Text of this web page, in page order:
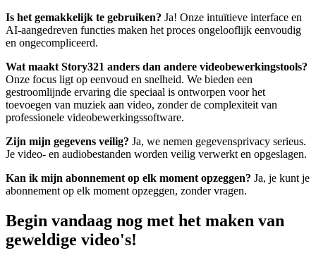
Is het gemakkelijk te gebruiken? Ja! Onze intuïtieve interface en
AI-aangedreven functies maken het proces ongelooflijk eenvoudig
en ongecompliceerd.
Wat maakt Story321 anders dan andere videobewerkingstools?
Onze focus ligt op eenvoud en snelheid. We bieden een
gestroomlijnde ervaring die speciaal is ontworpen voor het
toevoegen van muziek aan video, zonder de complexiteit van
professionele videobewerkingssoftware.
Zijn mijn gegevens veilig? Ja, we nemen gegevensprivacy serieus.
Je video- en audiobestanden worden veilig verwerkt en opgeslagen.
Kan ik mijn abonnement op elk moment opzeggen? Ja, je kunt je
abonnement op elk moment opzeggen, zonder vragen.
Begin vandaag nog met het maken van
geweldige video's!